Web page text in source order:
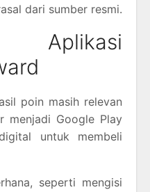
dari sumber resmi.
Aplikasi
poin masih relevan
menjadi Google Play
untuk membeli
seperti mengisi